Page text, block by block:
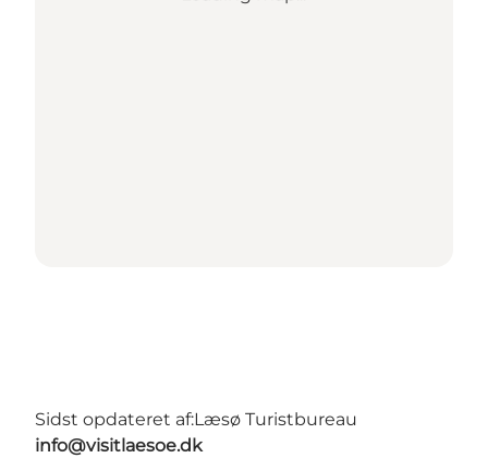
Sidst opdateret af:Læsø Turistbureau
info@visitlaesoe.dk